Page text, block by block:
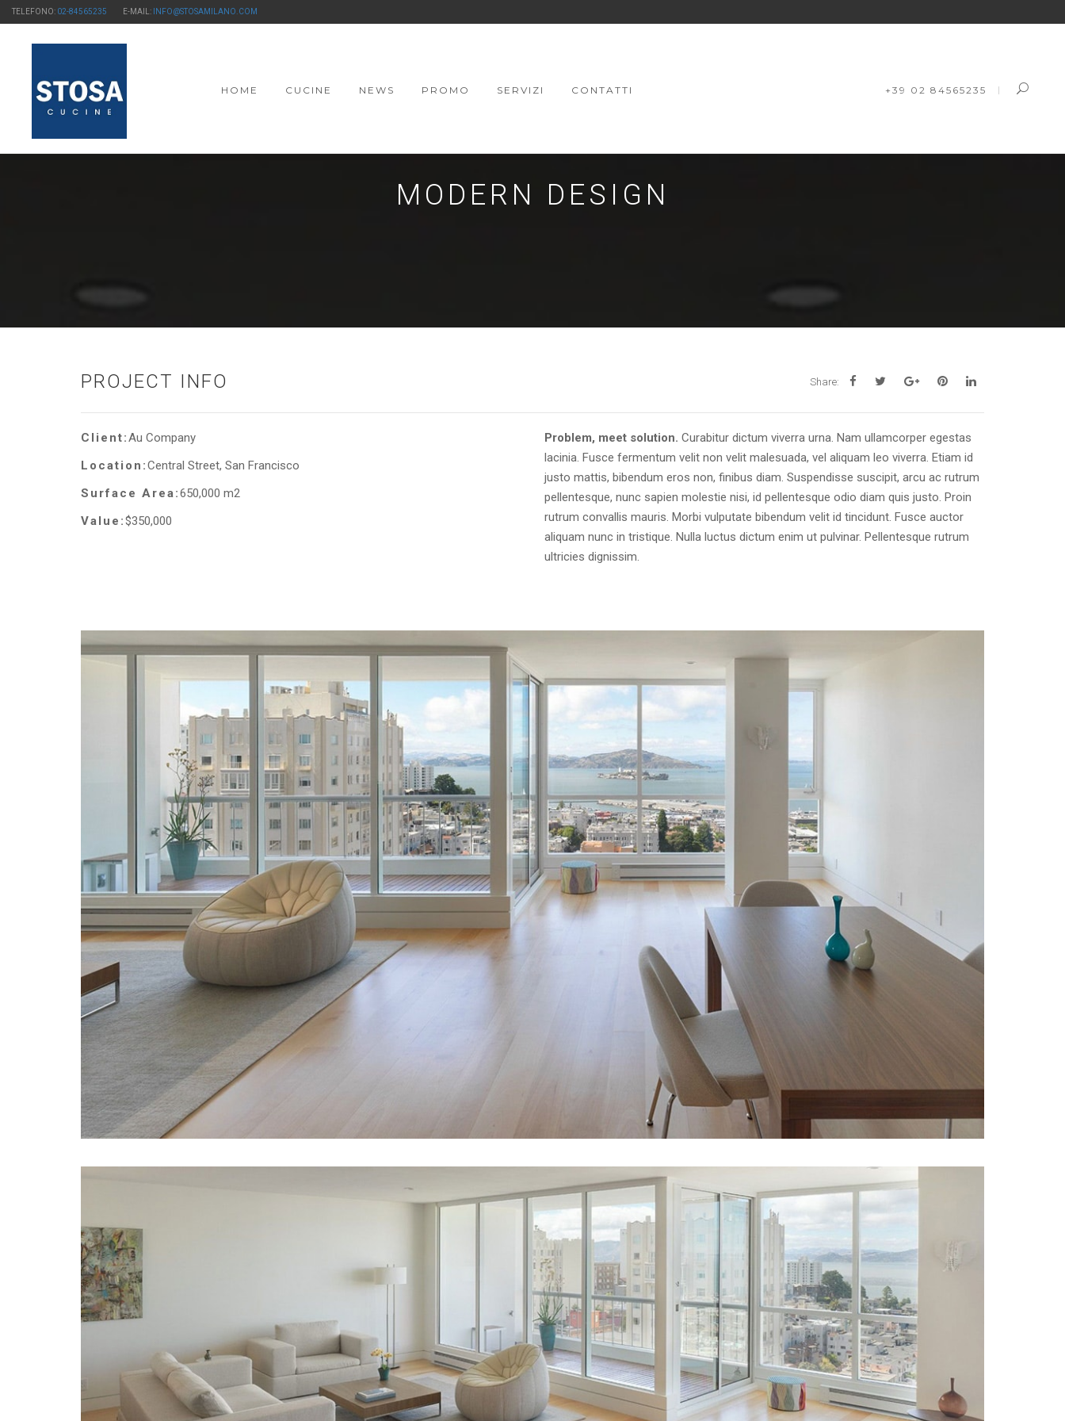
TELEFONO: 02-84565235 E-MAIL: INFO@STOSAMILANO.COM
HOME CUCINE NEWS PROMO SERVIZI CONTATTI +39 02 84565235
MODERN DESIGN
PROJECT INFO Share:
Client:Au Company
Location:Central Street, San Francisco
Surface Area:650,000 m2
Value:$350,000
Problem, meet solution. Curabitur dictum viverra urna. Nam ullamcorper egestas
lacinia. Fusce fermentum velit non velit malesuada, vel aliquam leo viverra. Etiam id
justo mattis, bibendum eros non, finibus diam. Suspendisse suscipit, arcu ac rutrum
pellentesque, nunc sapien molestie nisi, id pellentesque odio diam quis justo. Proin
rutrum convallis mauris. Morbi vulputate bibendum velit id tincidunt. Fusce auctor
aliquam nunc in tristique. Nulla luctus dictum enim ut pulvinar. Pellentesque rutrum
ultricies dignissim.